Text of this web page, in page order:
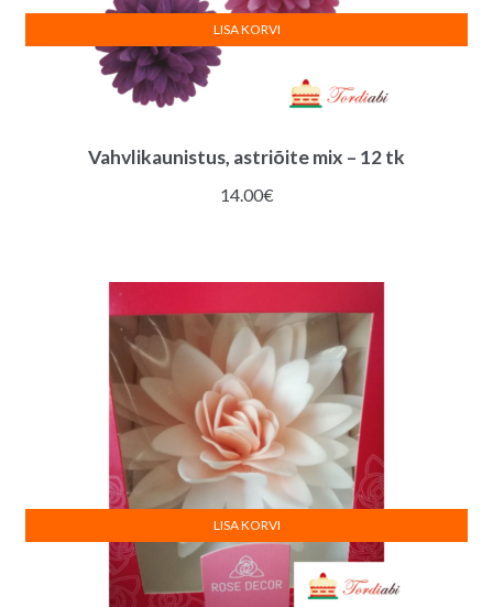
Vahvlikaunistus, astriõite mix – 12 tk
14.00€
LISA KORVI
LISA KORVI